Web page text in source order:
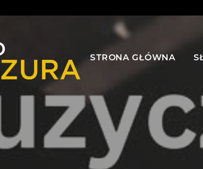
STRONA GŁÓWNA